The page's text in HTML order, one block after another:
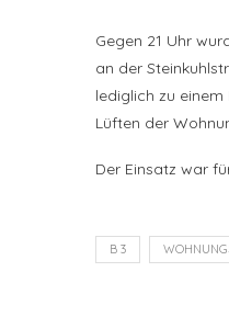
Gegen 21 Uhr
an der
lediglich zu
Lüften der
Der Einsatz war
B 3